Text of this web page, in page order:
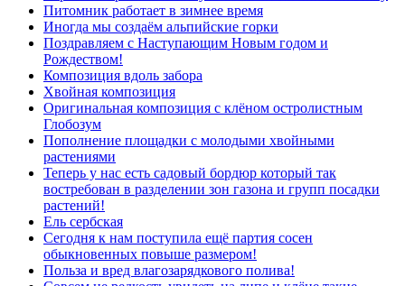
Питомник работает в зимнее время
Иногда мы создаём альпийские горки
Поздравляем с Наступающим Новым годом и
Рождеством!
Композиция вдоль забора
Хвойная композиция
Оригинальная композиция с клёном остролистным
Глобозум
Пополнение площадки с молодыми хвойными
растениями
Теперь у нас есть садовый бордюр который так
востребован в разделении зон газона и групп посадки
растений!
Ель сербская
Сегодня к нам поступила ещё партия сосен
обыкновенных повыше размером!
Польза и вред влагозарядкового полива!